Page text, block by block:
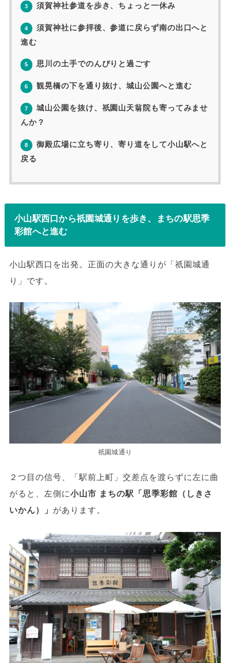
3 須賀神社参道を歩き、ちょっと一休み
4
須賀神社に参拝後、参道に戻らず南の出口へと
進む
5 思川の土手でのんびりと過ごす
6 観晃橋の下を通り抜け、城山公園へと進む
7
城山公園を抜け、祇園山天翁院も寄ってみませ
んか？
8
御殿広場に立ち寄り、寄り道をして小山駅へと
戻る
小山駅西口から祇園城通りを歩き、まちの駅思季
彩館へと進む
小山駅西口を出発。正面の大きな通りが「祇園城通
り」です。
祇園城通り
２つ目の信号、「駅前上町」交差点を渡らずに左に曲
がると、左側に小山市 まちの駅「思季彩館（しきさ
いかん）」 があります。